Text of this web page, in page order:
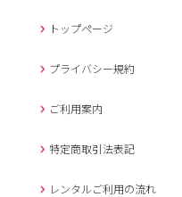
返信させていただきま
年末年始、大型連休
メールでのお問い合わせ
トップページ
プライバシー規約
ご利用案内
特定商取引法表記
レンタルご利用の流れ